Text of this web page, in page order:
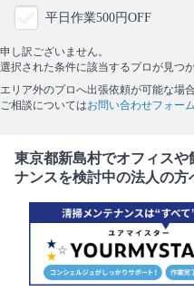
平日作業500円OFF
申し訳ございません。
選択された条件に該当するプロが見つ
エリア外のプロへ出張依頼が可能な場
ご相談についてはお問い合わせフォーム
東京都新島村でオフィス
ナンスを検討中の法人の方